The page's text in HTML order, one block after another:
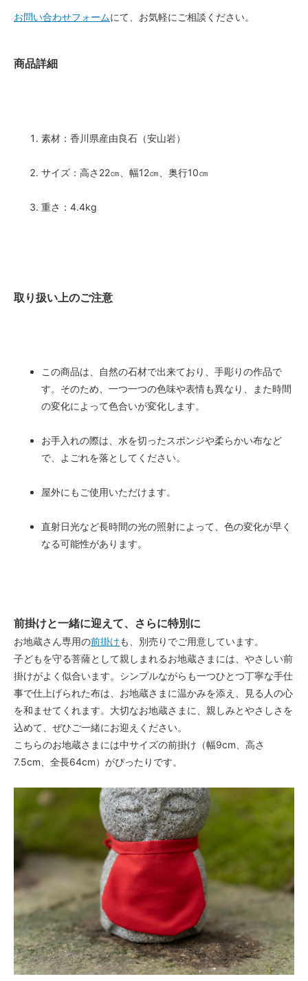
お問い合わせフォームにて、お気軽にご相談ください。
商品詳細
素材：香川県産由良石（安山岩）
サイズ：高さ22㎝、幅12㎝、奥行10㎝
重さ：4.4kg
取り扱い上のご注意
この商品は、自然の石材で出来ており、手彫りの作品で
す。そのため、一つ一つの色味や表情も異なり、また時間
の変化によって色合いが変化します。
お手入れの際は、水を切ったスポンジや柔らかい布など
で、よごれを落としてください。
屋外にもご使用いただけます。
直射日光など長時間の光の照射によって、色の変化が早く
なる可能性があります。
前掛けと一緒に迎えて、さらに特別に
お地蔵さん専用の前掛けも、別売りでご用意しています。
子どもを守る菩薩として親しまれるお地蔵さまには、やさしい前
掛けがよく似合います。シンプルながらも一つひとつ丁寧な手仕
事で仕上げられた布は、お地蔵さまに温かみを添え、見る人の心
を和ませてくれます。大切なお地蔵さまに、親しみとやさしさを
込めて、ぜひご一緒にお迎えください。
こちらのお地蔵さまには中サイズの前掛け（幅9cm、高さ
7.5cm、全長64cm）がぴったりです。